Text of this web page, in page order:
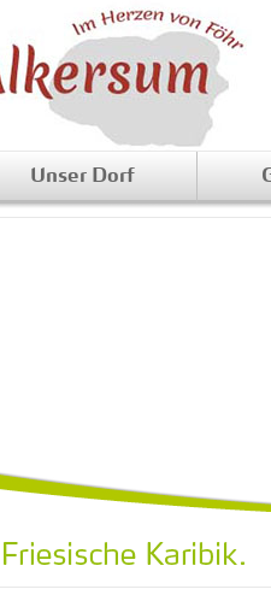
Unser Dorf